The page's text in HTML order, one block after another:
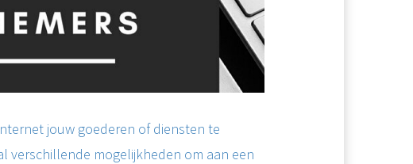
jouw goederen of diensten te
verschillende mogelijkheden om aan een